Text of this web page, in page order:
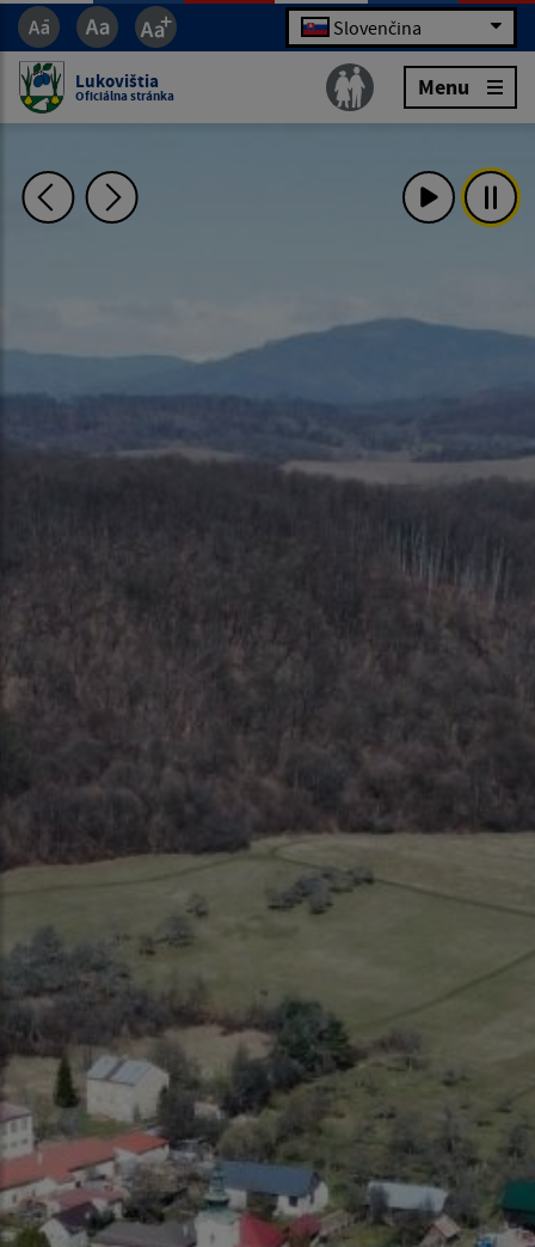
Slovenčina
Lukovištia
Oficiálna stránka Menu